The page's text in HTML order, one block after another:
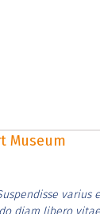
Museum
diam libero